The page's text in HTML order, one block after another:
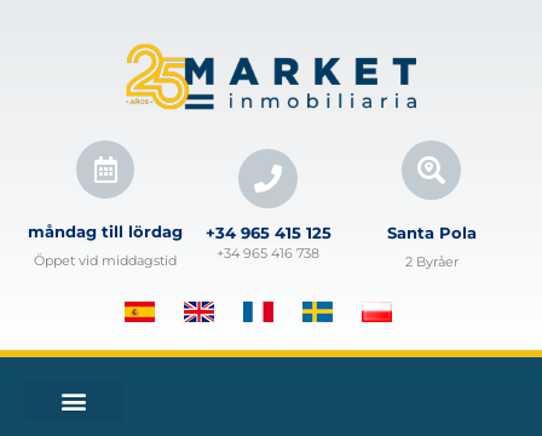
måndag till lördag
Öppet vid middagstid
+34 965 415 125
+34 965 416 738
Santa Pola
2 Byråer